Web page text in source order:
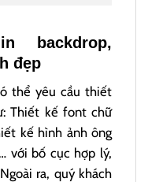
backdrop,
đẹp
thể yêu cầu thiết
Thiết kế font chữ
kế hình ảnh ông
với bố cục hợp lý,
ra, quý khách